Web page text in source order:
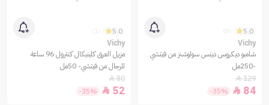
5.0
Vichy
شامبو ديكروس دينس سولوشنز من فيتشي
-250مل
129

84

-35%
5.0
Vichy
مزيل العرق كلينيكال كنترول 96 ساعة
للرجال من فيتشي- 50مل
80

52

-35%